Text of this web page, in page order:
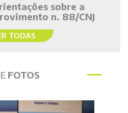
sobre a
n. 88/CNJ
TODAS
FOTOS